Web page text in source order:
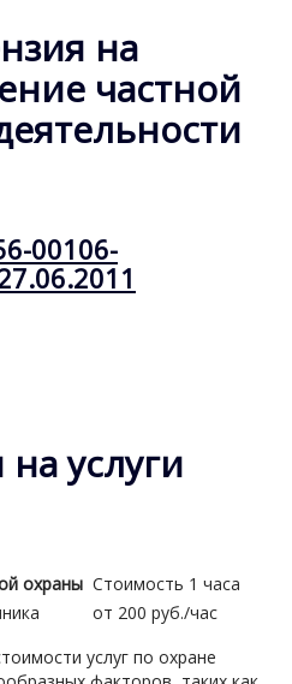
на
частной
00106-
услуги
охраны Стоимость 1 часа
от 200 руб./час
услуг по охране